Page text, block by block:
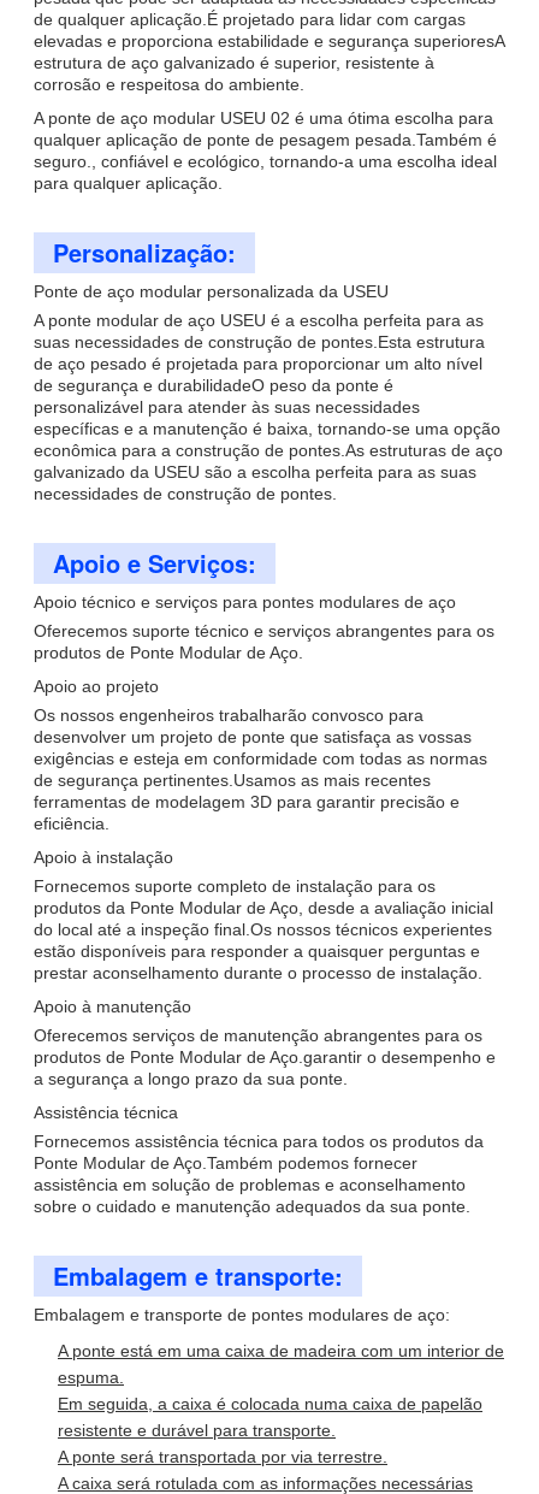
de qualquer aplicação.É projetado para lidar com cargas
elevadas e proporciona estabilidade e segurança superioresA
estrutura de aço galvanizado é superior, resistente à
corrosão e respeitosa do ambiente.
A ponte de aço modular USEU 02 é uma ótima escolha para
qualquer aplicação de ponte de pesagem pesada.Também é
seguro., confiável e ecológico, tornando-a uma escolha ideal
para qualquer aplicação.
Personalização:
Ponte de aço modular personalizada da USEU
A ponte modular de aço USEU é a escolha perfeita para as
suas necessidades de construção de pontes.Esta estrutura
de aço pesado é projetada para proporcionar um alto nível
de segurança e durabilidadeO peso da ponte é
personalizável para atender às suas necessidades
específicas e a manutenção é baixa, tornando-se uma opção
econômica para a construção de pontes.As estruturas de aço
galvanizado da USEU são a escolha perfeita para as suas
necessidades de construção de pontes.
Apoio e Serviços:
Apoio técnico e serviços para pontes modulares de aço
Oferecemos suporte técnico e serviços abrangentes para os
produtos de Ponte Modular de Aço.
Apoio ao projeto
Os nossos engenheiros trabalharão convosco para
desenvolver um projeto de ponte que satisfaça as vossas
exigências e esteja em conformidade com todas as normas
de segurança pertinentes.Usamos as mais recentes
ferramentas de modelagem 3D para garantir precisão e
eficiência.
Apoio à instalação
Fornecemos suporte completo de instalação para os
produtos da Ponte Modular de Aço, desde a avaliação inicial
do local até a inspeção final.Os nossos técnicos experientes
estão disponíveis para responder a quaisquer perguntas e
prestar aconselhamento durante o processo de instalação.
Apoio à manutenção
Oferecemos serviços de manutenção abrangentes para os
produtos de Ponte Modular de Aço.garantir o desempenho e
a segurança a longo prazo da sua ponte.
Assistência técnica
Fornecemos assistência técnica para todos os produtos da
Ponte Modular de Aço.Também podemos fornecer
assistência em solução de problemas e aconselhamento
sobre o cuidado e manutenção adequados da sua ponte.
Embalagem e transporte:
Embalagem e transporte de pontes modulares de aço:
A ponte está em uma caixa de madeira com um interior de
espuma.
Em seguida, a caixa é colocada numa caixa de papelão
resistente e durável para transporte.
A ponte será transportada por via terrestre.
A caixa será rotulada com as informações necessárias